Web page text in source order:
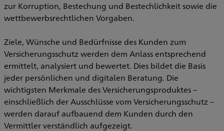
zur Korruption, Bestechung und Bestechlichkeit sowie die
wettbewerbsrechtlichen Vorgaben.
Ziele, Wünsche und Bedürfnisse des Kunden zum
Versicherungsschutz werden dem Anlass entsprechend
ermittelt, analysiert und bewertet. Dies bildet die Basis
jeder persönlichen und digitalen Beratung. Die
wichtigsten Merkmale des Versicherungsproduktes –
einschließlich der Ausschlüsse vom Versicherungsschutz –
werden darauf aufbauend dem Kunden durch den
Vermittler verständlich aufgezeigt.